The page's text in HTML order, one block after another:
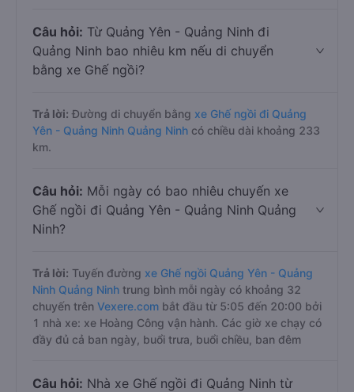
Câu hỏi: Từ Quảng Yên - Quảng Ninh đi
Quảng Ninh bao nhiêu km nếu di chuyển
bằng xe Ghế ngồi?
Trả lời: Đường di chuyển bằng xe Ghế ngồi đi Quảng
Yên - Quảng Ninh Quảng Ninh có chiều dài khoảng 233
km.
Câu hỏi: Mỗi ngày có bao nhiêu chuyến xe
Ghế ngồi đi Quảng Yên - Quảng Ninh Quảng
Ninh?
Trả lời: Tuyến đường xe Ghế ngồi Quảng Yên - Quảng
Ninh Quảng Ninh trung bình mỗi ngày có khoảng 32
chuyến trên Vexere.com bắt đầu từ 5:05 đến 20:00 bởi
1 nhà xe: xe Hoàng Công vận hành. Các giờ xe chạy có
đầy đủ cả ban ngày, buổi trưa, buổi chiều, ban đêm
Câu hỏi: Nhà xe Ghế ngồi đi Quảng Ninh từ